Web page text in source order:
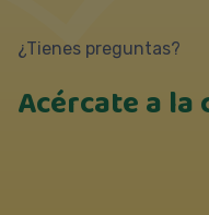
¿Tienes preguntas?
Acércate a la